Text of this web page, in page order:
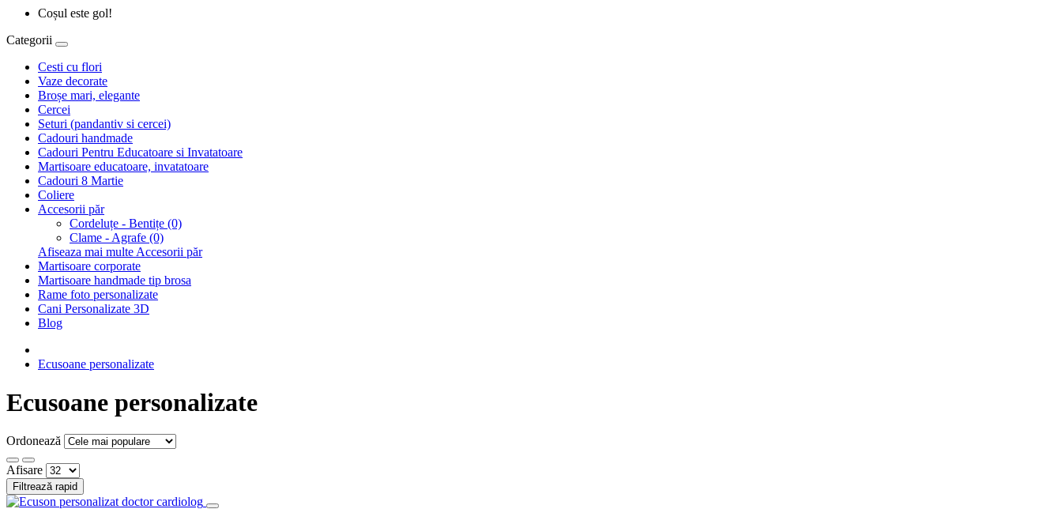
Coșul este gol!
Categorii
Cesti cu flori
Vaze decorate
Broșe mari, elegante
Cercei
Seturi (pandantiv si cercei)
Cadouri handmade
Cadouri Pentru Educatoare si Invatatoare
Martisoare educatoare, invatatoare
Cadouri 8 Martie
Coliere
Accesorii păr
Cordeluțe - Bentițe (0)
Clame - Agrafe (0)
Afiseaza mai multe Accesorii păr
Martisoare corporate
Martisoare handmade tip brosa
Rame foto personalizate
Cani Personalizate 3D
Blog
Ecusoane personalizate
Ecusoane personalizate
Ordonează
Afisare
Filtrează rapid